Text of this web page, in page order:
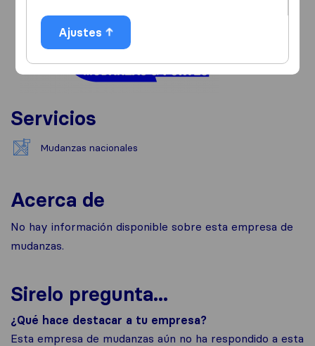
Servicios
Mudanzas nacionales
Acerca de
No hay información disponible sobre esta empresa de
mudanzas.
Sirelo pregunta...
¿Qué hace destacar a tu empresa?
Esta empresa de mudanzas aún no ha respondido a esta
Ajustes